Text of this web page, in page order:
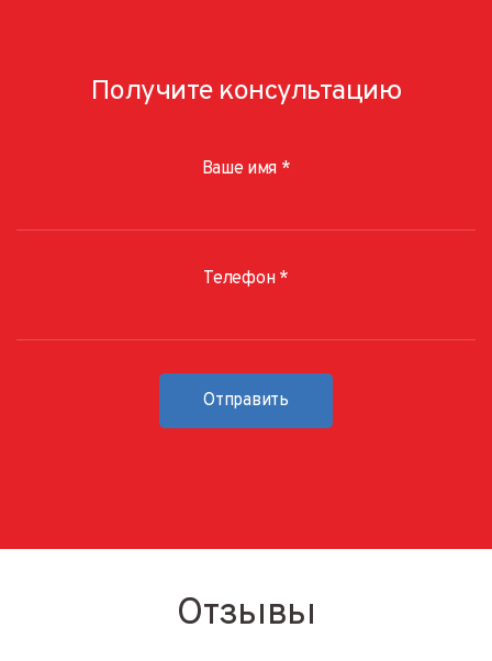
Получите консультацию
Ваше имя *
Телефон *
Отзывы